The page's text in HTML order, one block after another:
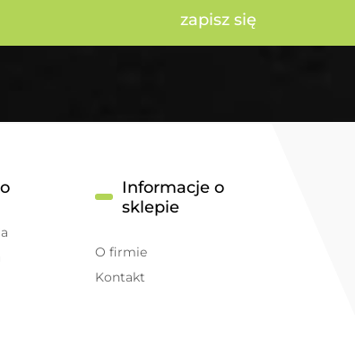
zapisz się
Informacje o
sklepie
O firmie
Kontakt